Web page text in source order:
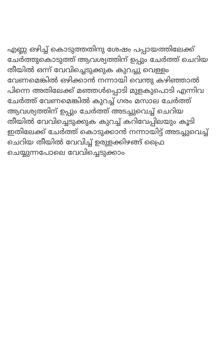
എണ്ണ ഒഴിച്ച് കൊടുത്തതിനു ശേഷം പപ്പായത്തിലേക്ക്
ചേർത്തുകൊടുത്ത് ആവശ്യത്തിന് ഉപ്പും ചേർത്ത് ചെറിയ
തീയിൽ ഒന്ന് വേവിച്ചെടുക്കുക കുറച്ചു വെള്ളം
വേണമെങ്കിൽ ഒഴിക്കാൻ നന്നായി വെന്തു കഴിഞ്ഞാൽ
പിന്നെ അതിലേക്ക് മഞ്ഞൾപ്പൊടി മുളകുപൊടി എന്നിവ
ചേർത്ത് വേണമെങ്കിൽ കുറച്ച് ഗരം മസാല ചേർത്ത്
ആവശ്യത്തിന് ഉപ്പും ചേർത്ത് അടച്ചുവെച്ച് ചെറിയ
തീയിൽ വേവിച്ചെടുക്കുക കുറച്ച് കറിവേപ്പിലയും കൂടി
ഇതിലേക്ക് ചേർത്ത് കൊടുക്കാൻ നന്നായിട്ട് അടച്ചുവെച്ച്
ചെറിയ തീയിൽ വേവിച്ച് ഉരുളക്കിഴങ്ങ് ഫ്രൈ
ചെയ്യുന്നപോലെ വേവിച്ചെടുക്കാം